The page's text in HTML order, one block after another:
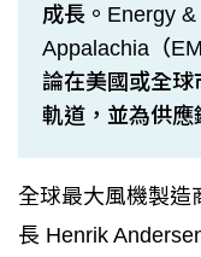
成長。Energy
Appalachia（
論在美國或全
軌道，並為供應
全球最大風機製造
長 Henrik